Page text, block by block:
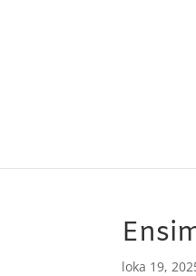
loka 19,